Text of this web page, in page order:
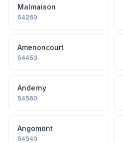
Malmaison
54260
Amenoncourt
54450
Anderny
54560
Angomont
54540